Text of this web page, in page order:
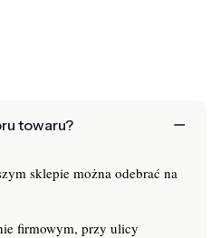
towaru?
sklepie można odebrać na
firmowym, przy ulicy